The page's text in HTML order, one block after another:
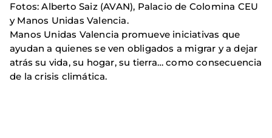
Fotos: Alberto Saiz (AVAN), Palacio de Colomina CEU
y Manos Unidas Valencia.
Manos Unidas Valencia promueve iniciativas que
ayudan a quienes se ven obligados a migrar y a dejar
atrás su vida, su hogar, su tierra… como consecuencia
de la crisis climática.